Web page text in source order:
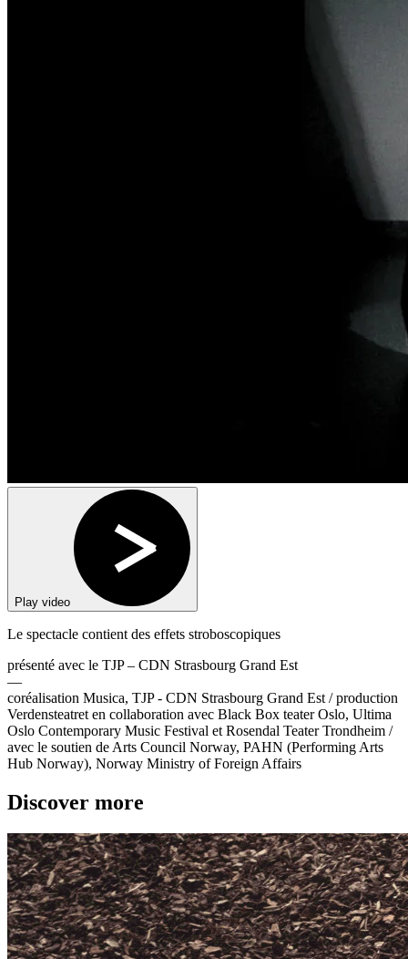
Play video
Le spectacle contient des effets stroboscopiques
présenté avec le TJP – CDN Strasbourg Grand Est
—
coréalisation Musica, TJP - CDN Strasbourg Grand Est / production
Verdensteatret en collaboration avec Black Box teater Oslo, Ultima
Oslo Contemporary Music Festival et Rosendal Teater Trondheim /
avec le soutien de Arts Council Norway, PAHN (Performing Arts
Hub Norway), Norway Ministry of Foreign Affairs
Discover more